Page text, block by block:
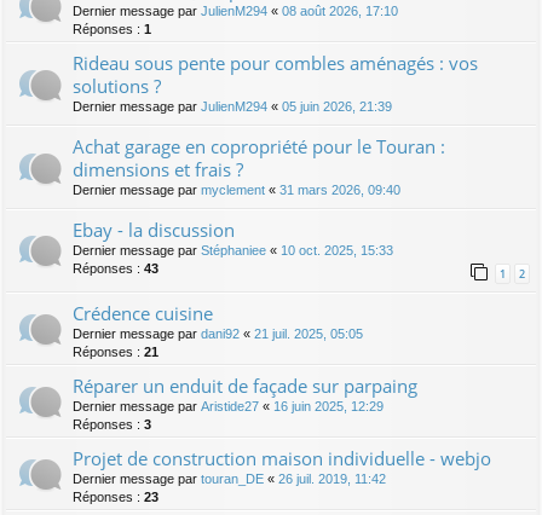
Dernier message par JulienM294 « 08 août 2026, 17:10
Réponses : 1
Rideau sous pente pour combles aménagés : vos
solutions ?
Dernier message par JulienM294 « 05 juin 2026, 21:39
Achat garage en copropriété pour le Touran :
dimensions et frais ?
Dernier message par myclement « 31 mars 2026, 09:40
Ebay - la discussion
Dernier message par Stéphaniee « 10 oct. 2025, 15:33
Réponses : 43 1 2
Crédence cuisine
Dernier message par dani92 « 21 juil. 2025, 05:05
Réponses : 21
Réparer un enduit de façade sur parpaing
Dernier message par Aristide27 « 16 juin 2025, 12:29
Réponses : 3
Projet de construction maison individuelle - webjo
Dernier message par touran_DE « 26 juil. 2019, 11:42
Réponses : 23